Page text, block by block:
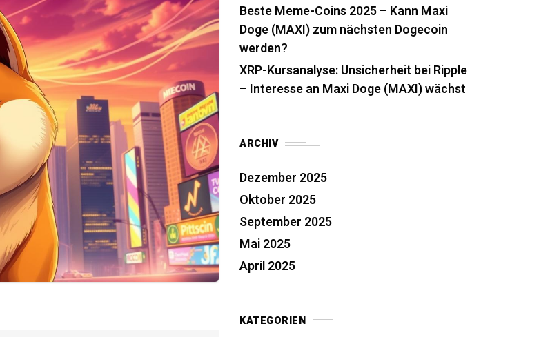
Beste Meme-Coins 2025 – Kann Maxi
Doge (MAXI) zum nächsten Dogecoin
werden?
XRP-Kursanalyse: Unsicherheit bei Ripple
– Interesse an Maxi Doge (MAXI) wächst
ARCHIV
Dezember 2025
Oktober 2025
September 2025
Mai 2025
April 2025
KATEGORIEN